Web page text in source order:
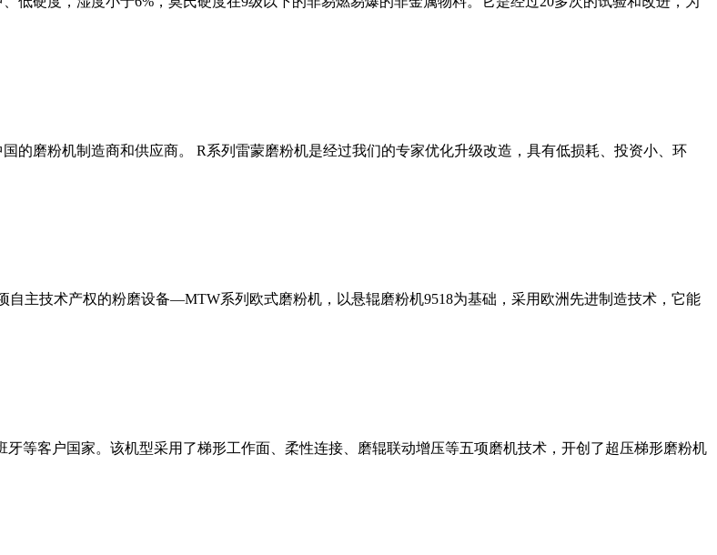
的磨粉机制造商和供应商。 R系列雷蒙磨粉机是经过我们的专家优化升级改造，具有低损耗、投资小、环
主技术产权的粉磨设备—MTW系列欧式磨粉机，以悬辊磨粉机9518为基础，采用欧洲先进制造技术，它能
等客户国家。该机型采用了梯形工作面、柔性连接、磨辊联动增压等五项磨机技术，开创了超压梯形磨粉机